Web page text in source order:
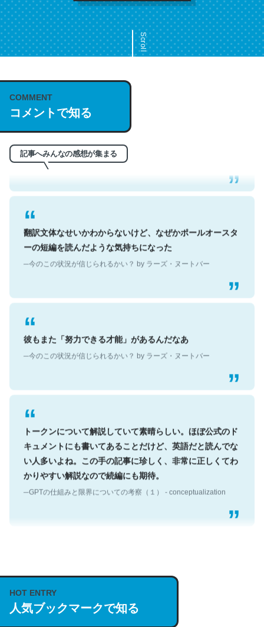
Scroll
COMMENT
コメントで知る
記事へみんなの感想が集まる
これは名文。彼はとてもクレバーなんだろうなと凄く思
う。英語少しでも読める人は原文もお勧め。自分はこの流
れ好き。Let’s Fucking Go. Then Covid hit. Shit.
─今のこの状況が信じられるかい？ by ラーズ・ヌートバー
翻訳文体なせいかわからないけど、なぜかポールオースタ
ーの短編を読んだような気持ちになった
─今のこの状況が信じられるかい？ by ラーズ・ヌートバー
彼もまた「努力できる才能」があるんだなあ
─今のこの状況が信じられるかい？ by ラーズ・ヌートバー
トークンについて解説していて素晴らしい。ほぼ公式のド
キュメントにも書いてあることだけど、英語だと読んでな
い人多いよね。この手の記事に珍しく、非常に正しくてわ
かりやすい解説なので続編にも期待。
─GPTの仕組みと限界についての考察（１） - conceptualization
説してる記事が少ないので貴重な良記事。/続編来た
https://isobe324649.hatenablog.com/entry/2023/03/27
/064121
─GPTの仕組みと限界についての考察（１） - conceptualization
HOT ENTRY
人気ブックマークで知る